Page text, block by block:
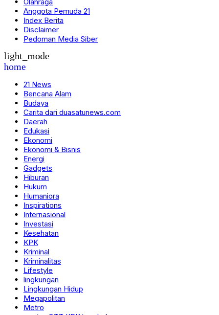
Anggota Pemuda 21
Index Berita
Disclaimer
Pedoman Media Siber
light_mode
home
21 News
Bencana Alam
Budaya
Carita dari duasatunews.com
Daerah
Edukasi
Ekonomi
Ekonomi & Bisnis
Energi
Gadgets
Hiburan
Hukum
Humaniora
Inspirations
Internasional
Investasi
Kesehatan
KPK
Kriminal
Kriminalitas
Lifestyle
lingkungan
Lingkungan Hidup
Megapolitan
Metro